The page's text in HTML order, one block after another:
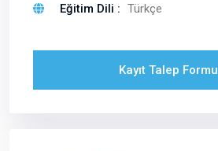
Eğitim Dili : Türkçe
Kayıt Talep Formu